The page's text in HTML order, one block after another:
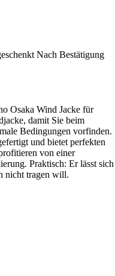
Nach Bestätigung
Osaka Wind Jacke für
damit Sie beim
Bedingungen vorfinden.
und bietet perfekten
von einer
Praktisch: Er lässt sich
nicht tragen will.